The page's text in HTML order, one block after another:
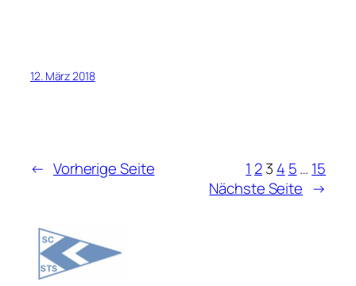
12. März 2018
← Vorherige Seite 1 23 4 5… 15
Nächste Seite →